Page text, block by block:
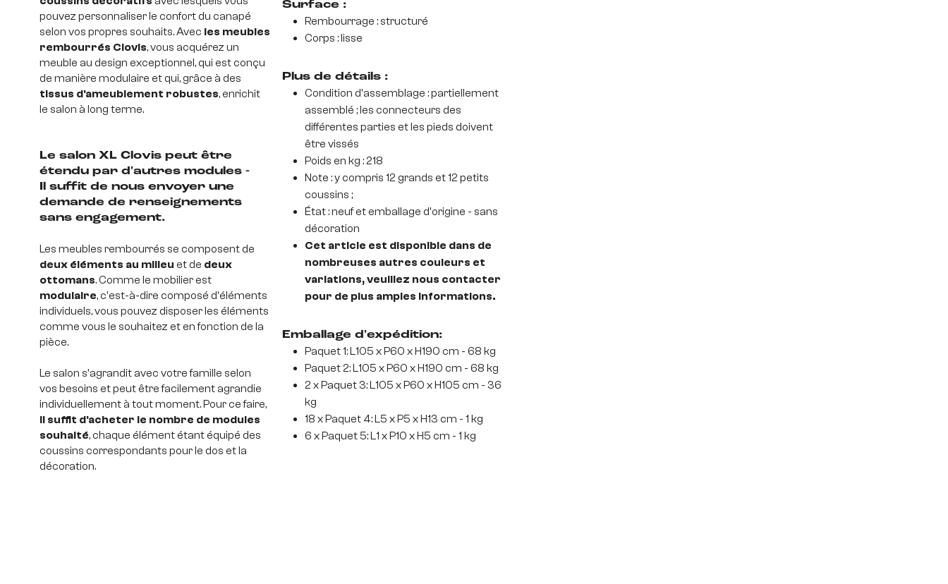
pouvez personnaliser le confort du canapé
selon vos propres souhaits. Avec les meubles
rembourrés Clovis, vous acquérez un
meuble au design exceptionnel, qui est conçu
de manière modulaire et qui, grâce à des
tissus d'ameublement robustes, enrichit
le salon à long terme.
Le salon XL Clovis peut être
étendu par d'autres modules -
Il suffit de nous envoyer une
demande de renseignements
sans engagement.
Les meubles rembourrés se composent de
deux éléments au milieu et de deux
ottomans. Comme le mobilier est
modulaire, c'est-à-dire composé d'éléments
individuels, vous pouvez disposer les éléments
comme vous le souhaitez et en fonction de la
pièce.
Le salon s'agrandit avec votre famille selon
vos besoins et peut être facilement agrandie
individuellement à tout moment. Pour ce faire,
il suffit d'acheter le nombre de modules
souhaité, chaque élément étant équipé des
coussins correspondants pour le dos et la
décoration.
Surface :
Rembourrage : structuré
Corps : lisse
Plus de détails :
Condition d'assemblage : partiellement
assemblé ; les connecteurs des
différentes parties et les pieds doivent
être vissés
Poids en kg : 218
Note : y compris 12 grands et 12 petits
coussins ;
État : neuf et emballage d'origine - sans
décoration
Cet article est disponible dans de
nombreuses autres couleurs et
variations, veuillez nous contacter
pour de plus amples informations.
Emballage d'expédition:
Paquet 1: L105 x P60 x H190 cm - 68 kg
Paquet 2: L105 x P60 x H190 cm - 68 kg
2 x Paquet 3: L105 x P60 x H105 cm - 36
kg
18 x Paquet 4: L5 x P5 x H13 cm - 1 kg
6 x Paquet 5: L1 x P10 x H5 cm - 1 kg